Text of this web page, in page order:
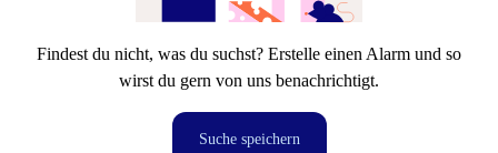
Findest du nicht, was du suchst? Erstelle einen Alarm und so
wirst du gern von uns benachrichtigt.
Suche speichern